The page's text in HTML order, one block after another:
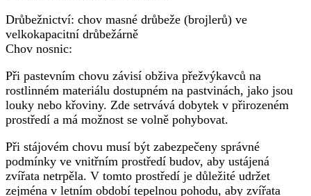
Drůbežnictví: chov masné drůbeže (brojlerů) ve
velkokapacitní drůbežárně
Chov nosnic:
Při pastevním chovu závisí obživa přežvýkavců na
rostlinném materiálu dostupném na pastvinách, jako jsou
louky nebo křoviny. Zde setrvává dobytek v přirozeném
prostředí a má možnost se volně pohybovat.
Při stájovém chovu musí být zabezpečeny správné
podmínky ve vnitřním prostředí budov, aby ustájená
zvířata netrpěla. V tomto prostředí je důležité udržet
zejména v letním období tepelnou pohodu, aby zvířata